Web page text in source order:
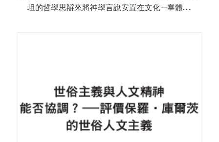
坦的哲學思辯來將神學言說安置在文化—羣體……